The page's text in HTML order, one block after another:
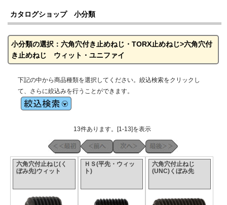
カタログショップ 小分類
小分類の選択：六角穴付き止めねじ・TORX止めねじ>六角穴付
き止めねじ ウィット・ユニファイ
下記の中から商品種類を選択してください。絞込検索をクリックし
て、さらに絞込みを行うことができます。
13件あります。[1-13]を表示
六角穴付止ねじ(く
ぼみ先)ウィット
ＨＳ(平先・ウィッ
ト)
六角穴付止ねじ
(UNC)くぼみ先